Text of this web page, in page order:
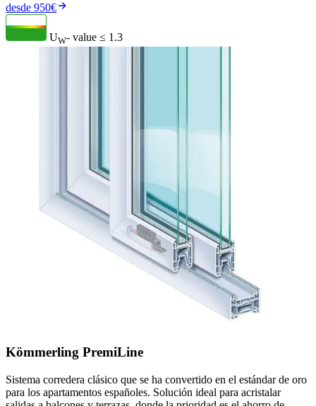
desde 950€
UW- value ≤ 1.3
Kömmerling PremiLine
Sistema corredera clásico que se ha convertido en el estándar de oro
para los apartamentos españoles. Solución ideal para acristalar